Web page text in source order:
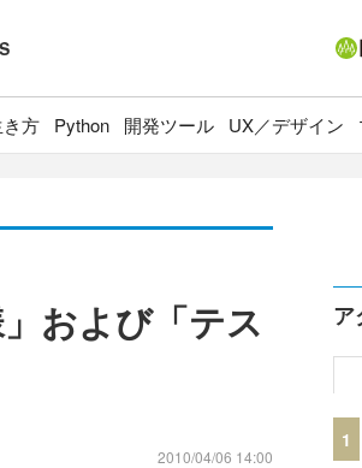
方 Python 開発ツール UX／デザイン
および「テス
2010/04/06 14:00
ア
1